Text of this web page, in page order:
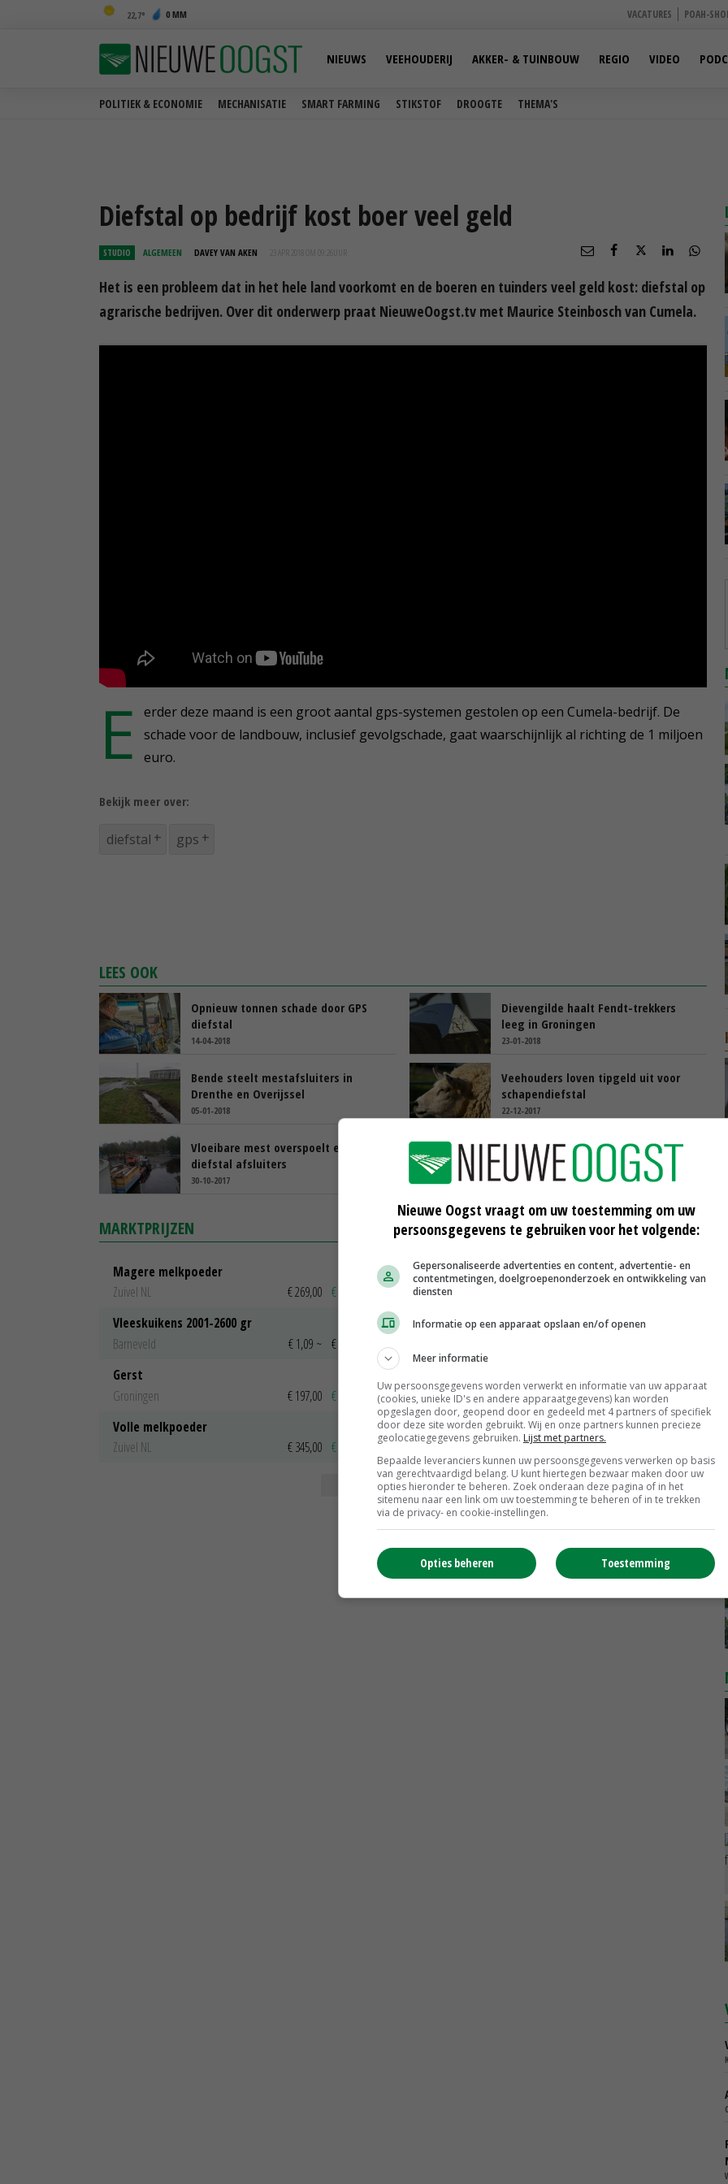
22,7 0 MM VACATURES POAH-
POLITIEK & ECONOMIE MECHANISATIE SMART FARMING STIKSTOF DROOGTE THEMA'S
NIEUWS VEEHOUDERIJ AKKER- & TUINBOUW REGIO VIDEO
Diefstal op bedrijf kost boer veel geld
STUDIO ALGEMEEN DAVEY VAN AKEN 23 APR 2018 OM 09:26
Het is een probleem dat in het hele land voorkomt en de boeren en tuinders veel geld kost: diefstal op
agrarische bedrijven. Over dit onderwerp praat NieuweOogst.tv met Maurice Steinbosch van Cumela.
E
erder deze maand is een groot aantal gps-systemen gestolen op een Cumela-bedrijf. De
schade voor de landbouw, inclusief gevolgschade, gaat waarschijnlijk al richting de 1 miljoen
euro.
Bekijk meer over:
diefstal gps
LEES OOK
Opnieuw tonnen schade door GPS
diefstal
14-04-2018
Dievengilde haalt Fendt-trekkers
leeg in Groningen
23-01-2018
Bende steelt mestafsluiters in
Drenthe en Overijssel
05-01-2018
Veehouders loven tipgeld uit voor
schapendiefstal
22-12-2017
Vloeibare mest overspoelt erf na
diefstal afsluiters
30-10-2017
Politie tipt boeren om mestafsluiters
te merken
22-08-2017
MARKTPRIJZEN
Magere melkpoeder
Zuivel NL
€ 269,00 € 7,00
Vleeskuikens 2001-2600 gr
Barneveld
€ 1,09 ~ € 1,11
Gerst
Groningen
€ 197,00 € 2,00
Volle melkpoeder
Zuivel NL
€ 345,00 € 20,00
Scharreleieren maat 59
Barneveld
Fritesgeschikt NL Du Be
Noteringen
€ 0,00~ € 0,00
DCA BestPigletPrice
Biggen weekprijzen
€ 26,50
MEER MARKTPRIJZEN
Nieuwe Oogst vraagt om uw toestemming om uw
persoonsgegevens te gebruiken voor het volgende:
Gepersonaliseerde advertenties en content, advertentie- en
contentmetingen, doelgroepenonderzoek en ontwikkeling van
diensten
Informatie op een apparaat opslaan en/of openen
Meer informatie
Uw persoonsgegevens worden verwerkt en informatie van uw apparaat
(cookies, unieke ID's en andere apparaatgegevens) kan worden
opgeslagen door, geopend door en gedeeld met 4 partners of specifiek
door deze site worden gebruikt. Wij en onze partners kunnen precieze
geolocatiegegevens gebruiken. Lijst met partners.
Bepaalde leveranciers kunnen uw persoonsgegevens verwerken op basis
van gerechtvaardigd belang. U kunt hiertegen bezwaar maken door uw
opties hieronder te beheren. Zoek onderaan deze pagina of in het
sitemenu naar een link om uw toestemming te beheren of in te trekken
via de privacy- en cookie-instellingen.
Toestemming
Opties beheren